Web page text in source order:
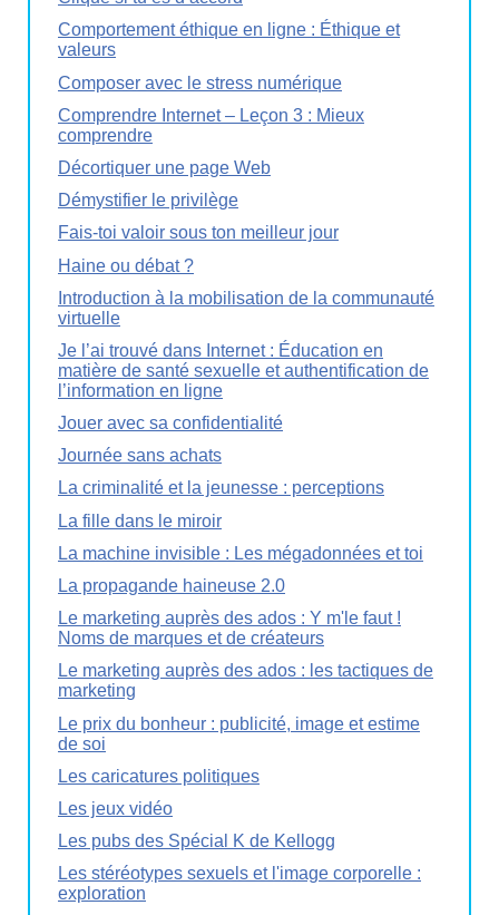
Comportement éthique en ligne : Éthique et
valeurs
Composer avec le stress numérique
Comprendre Internet – Leçon 3 : Mieux
comprendre
Décortiquer une page Web
Démystifier le privilège
Fais-toi valoir sous ton meilleur jour
Haine ou débat ?
Introduction à la mobilisation de la communauté
virtuelle
Je l’ai trouvé dans Internet : Éducation en
matière de santé sexuelle et authentification de
l’information en ligne
Jouer avec sa confidentialité
Journée sans achats
La criminalité et la jeunesse : perceptions
La fille dans le miroir
La machine invisible : Les mégadonnées et toi
La propagande haineuse 2.0
Le marketing auprès des ados : Y m'le faut !
Noms de marques et de créateurs
Le marketing auprès des ados : les tactiques de
marketing
Le prix du bonheur : publicité, image et estime
de soi
Les caricatures politiques
Les jeux vidéo
Les pubs des Spécial K de Kellogg
Les stéréotypes sexuels et l'image corporelle :
exploration